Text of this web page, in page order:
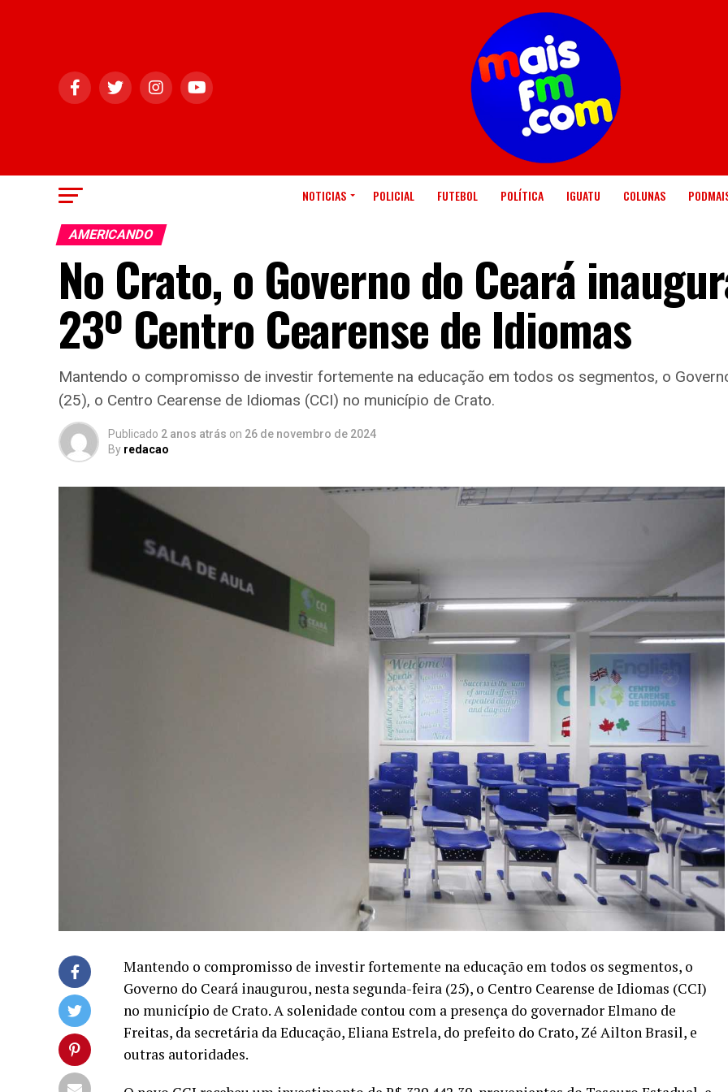
NOTICIAS POLICIAL FUTEBOL POLÍTICA IGUATU COLUNAS
AMERICANDO
No Crato, o Governo do Ceará
23º Centro Cearense de Idiomas
Mantendo o compromisso de investir fortemente na educação em todos os segmentos, o
(25), o Centro Cearense de Idiomas (CCI) no município de Crato.
Publicado 2 anos atrás on 26 de novembro de 2024
By redacao
Mantendo o compromisso de investir fortemente na educação em todos os segmentos, o
Governo do Ceará inaugurou, nesta segunda-feira (25), o Centro Cearense de Idiomas (CCI)
no município de Crato. A solenidade contou com a presença do governador Elmano de
Freitas, da secretária da Educação, Eliana Estrela, do prefeito do Crato, Zé Ailton Brasil, e
outras autoridades.